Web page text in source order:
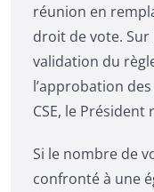
réunion en
droit de vote.
validation du
l’approbation
CSE, le
Si le nombre de
confronté à une